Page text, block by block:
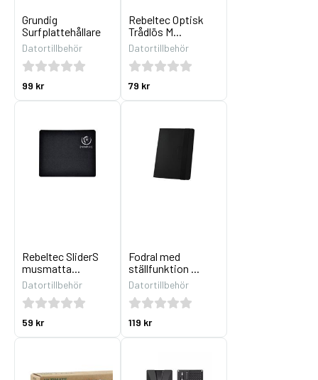
Grundig
Surfplattehållare
Datortillbehör
99 kr
Rebeltec Optisk
Trådlös M...
Datortillbehör
79 kr
Rebeltec SliderS
musmatta...
Datortillbehör
59 kr
Fodral med
ställfunktion ...
Datortillbehör
119 kr